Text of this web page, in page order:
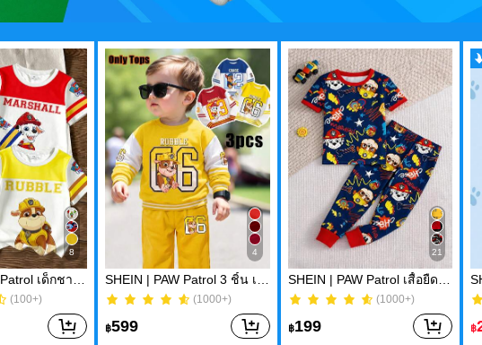
8
(100+)
4
(1000+)
(1000+)
฿599
21
(1000+)
(1000+)
฿199 ฿